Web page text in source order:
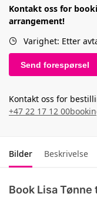
Kontakt oss for
arrangement!
Varighet: Etter
Send forespørsel
Kontakt oss for
+47 22 17 12 00
Bilder Beskrivelse
Book Lisa